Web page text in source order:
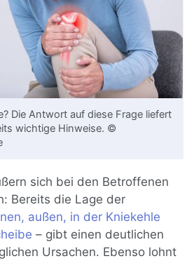
Die Antwort auf diese Frage liefert
wichtige Hinweise. ©
sich bei den Betroffenen
Bereits die Lage der
außen, in der Kniekehle
– gibt einen deutlichen
Ursachen. Ebenso lohnt